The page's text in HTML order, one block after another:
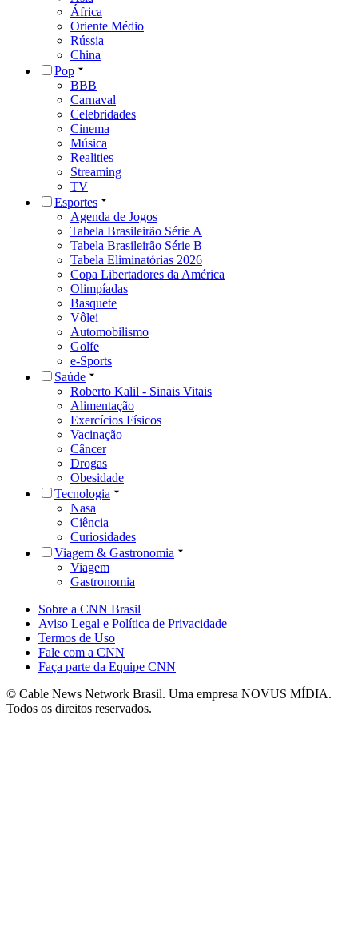
África
Oriente Médio
Rússia
China
Pop
BBB
Carnaval
Celebridades
Cinema
Música
Realities
Streaming
TV
Esportes
Agenda de Jogos
Tabela Brasileirão Série A
Tabela Brasileirão Série B
Tabela Eliminatórias 2026
Copa Libertadores da América
Olimpíadas
Basquete
Vôlei
Automobilismo
Golfe
e-Sports
Saúde
Roberto Kalil - Sinais Vitais
Alimentação
Exercícios Físicos
Vacinação
Câncer
Drogas
Obesidade
Tecnologia
Nasa
Ciência
Curiosidades
Viagem & Gastronomia
Viagem
Gastronomia
Sobre a CNN Brasil
Aviso Legal e Política de Privacidade
Termos de Uso
Fale com a CNN
Faça parte da Equipe CNN
© Cable News Network Brasil. Uma empresa NOVUS MÍDIA.
Todos os direitos reservados.